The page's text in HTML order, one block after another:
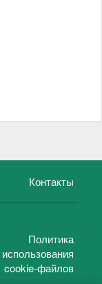
Контакты
Политика
использования
cookie-файлов